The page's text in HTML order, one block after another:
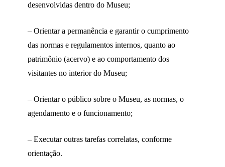
desenvolvidas dentro do Museu;
– Orientar a permanência e garantir o cumprimento
das normas e regulamentos internos, quanto ao
patrimônio (acervo) e ao comportamento dos
visitantes no interior do Museu;
– Orientar o público sobre o Museu, as normas, o
agendamento e o funcionamento;
– Executar outras tarefas correlatas, conforme
orientação.